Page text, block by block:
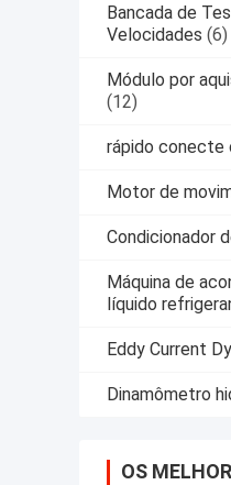
Bancada de
Velocidades (6)
Módulo por
(12)
rápido conecte
Motor de
Condicionador
Máquina de
líquido
Eddy Current
Dinamômetro
OS